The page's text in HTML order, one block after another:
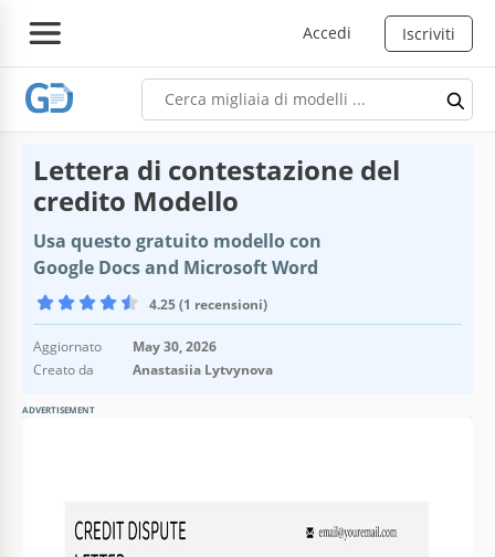
Accedi Iscriviti
Lettera di contestazione del
credito Modello
Usa questo gratuito modello con
Google Docs and Microsoft Word
4.25 (1 recensioni)
Aggiornato
May 30, 2026
Creato da
Anastasiia Lytvynova
ADVERTISEMENT